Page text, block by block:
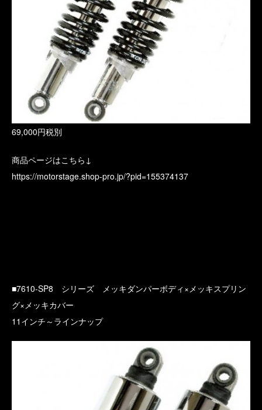
69,000円税別
商品ページはこちら↓
https://motorstage.shop-pro.jp/?pid=155374137
■7610-SP8 シリーズ メッキダンパーボディ×メッキスプリン
グ×メッキカバー
11インチ～ラインナップ